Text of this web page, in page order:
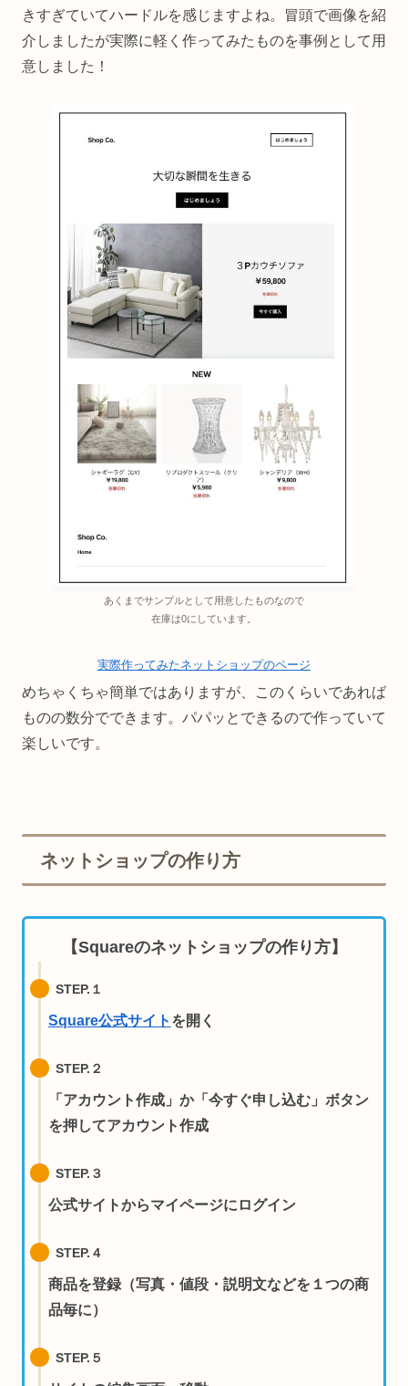
きすぎていてハードルを感じますよね。冒頭で画像を紹
介しましたが実際に軽く作ってみたものを事例として用
意しました！
あくまでサンプルとして用意したものなので
在庫は0にしています。
実際作ってみたネットショップのページ
めちゃくちゃ簡単ではありますが、このくらいであれば
ものの数分でできます。パパッとできるので作っていて
楽しいです。
ネットショップの作り方
【Squareのネットショップの作り方】
STEP.１
Square公式サイト を開く
STEP.２
「アカウント作成」か「今すぐ申し込む」ボタン
を押してアカウント作成
STEP.３
公式サイトからマイページにログイン
STEP. ４
商品を登録（写真・値段・説明文などを１つの商
品毎に）
STEP.５